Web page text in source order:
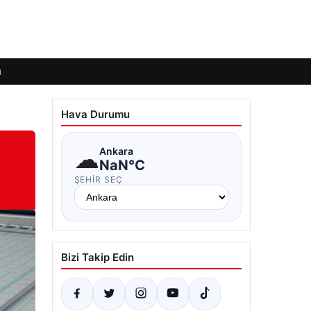
Hava Durumu
☁Ankara
NaN°C
ŞEHIR SEÇ
Bizi Takip Edin